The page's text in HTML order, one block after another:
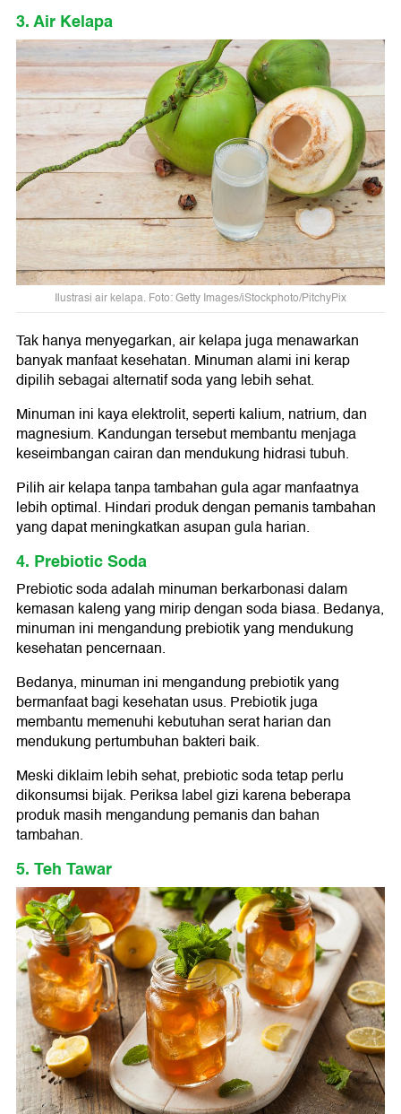
3. Air Kelapa
Ilustrasi air kelapa. Foto: Getty Images/iStockphoto/PitchyPix
Tak hanya menyegarkan, air kelapa juga menawarkan
banyak manfaat kesehatan. Minuman alami ini kerap
dipilih sebagai alternatif soda yang lebih sehat.
Minuman ini kaya elektrolit, seperti kalium, natrium, dan
magnesium. Kandungan tersebut membantu menjaga
keseimbangan cairan dan mendukung hidrasi tubuh.
Pilih air kelapa tanpa tambahan gula agar manfaatnya
lebih optimal. Hindari produk dengan pemanis tambahan
yang dapat meningkatkan asupan gula harian.
4. Prebiotic Soda
Prebiotic soda adalah minuman berkarbonasi dalam
kemasan kaleng yang mirip dengan soda biasa. Bedanya,
minuman ini mengandung prebiotik yang mendukung
kesehatan pencernaan.
Bedanya, minuman ini mengandung prebiotik yang
bermanfaat bagi kesehatan usus. Prebiotik juga
membantu memenuhi kebutuhan serat harian dan
mendukung pertumbuhan bakteri baik.
Meski diklaim lebih sehat, prebiotic soda tetap perlu
dikonsumsi bijak. Periksa label gizi karena beberapa
produk masih mengandung pemanis dan bahan
tambahan.
5. Teh Tawar